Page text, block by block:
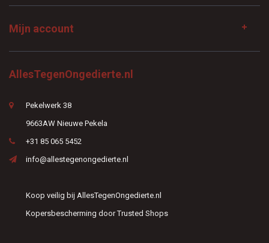
Mijn account
AllesTegenOngedierte.nl
Pekelwerk 38
9663AW Nieuwe Pekela
+31 85 065 5452
info@allestegenongedierte.nl
Koop veilig bij AllesTegenOngedierte.nl
Kopersbescherming door Trusted Shops